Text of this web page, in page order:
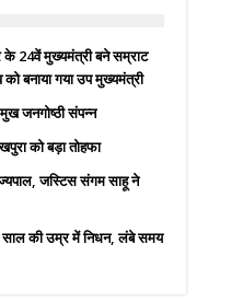
के 24वें मुख्यमंत्री बने सम्राट
बनाया गया उप मुख्यमंत्री
जनगोष्ठी संपन्न
को बड़ा तोहफा
जस्टिस संगम साहू ने
साल की उम्र में निधन, लंबे समय